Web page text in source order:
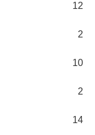
12
2
10
2
14